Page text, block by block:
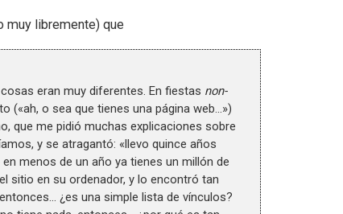
muy libremente) que
eran muy diferentes. En fiestas non-
(«ah, o sea que tienes una página web…»)
que me pidió muchas explicaciones sobre
y se atragantó: «llevo quince años
menos de un año ya tienes un millón de
sitio en su ordenador, y lo encontró tan
¿es una simple lista de vínculos?